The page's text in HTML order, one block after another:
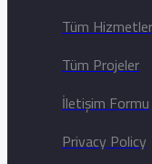
Tüm
Tüm Projeler
İletişim Formu
Privacy Policy